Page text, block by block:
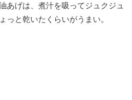
あげは、煮汁を吸ってジュクジュ
っと乾いたくらいがうまい。